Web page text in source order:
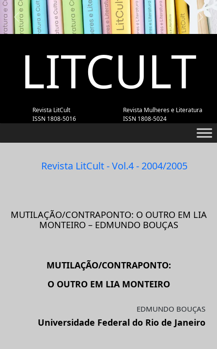
Previous Next
LITCULT
Revista LitCult
ISSN 1808-5016
Revista Mulheres e Literatura
ISSN 1808-5024
Revista LitCult - Vol.4 - 2004/2005
MUTILAÇÃO/CONTRAPONTO: O OUTRO EM LIA
MONTEIRO – EDMUNDO BOUÇAS
MUTILAÇÃO/CONTRAPONTO:
O OUTRO EM LIA MONTEIRO
EDMUNDO BOUÇAS
Universidade Federal do Rio de Janeiro